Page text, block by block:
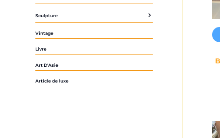
Sculpture
Vintage
Livre
Art D'Asie
Article de luxe